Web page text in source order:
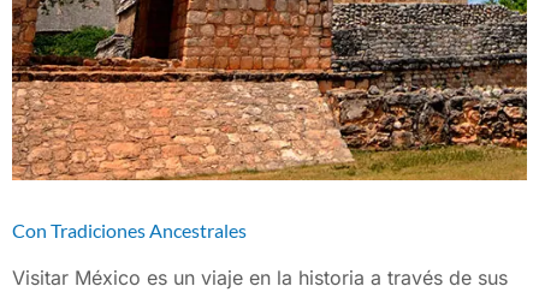
Con Tradiciones Ancestrales
Visitar México es un viaje en la historia a través de sus